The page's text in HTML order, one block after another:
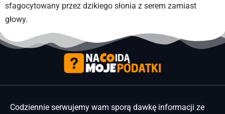
sfagocytowany przez dzikiego słonia z serem zamiast
głowy.
Codziennie serwujemy wam sporą dawkę informacji ze